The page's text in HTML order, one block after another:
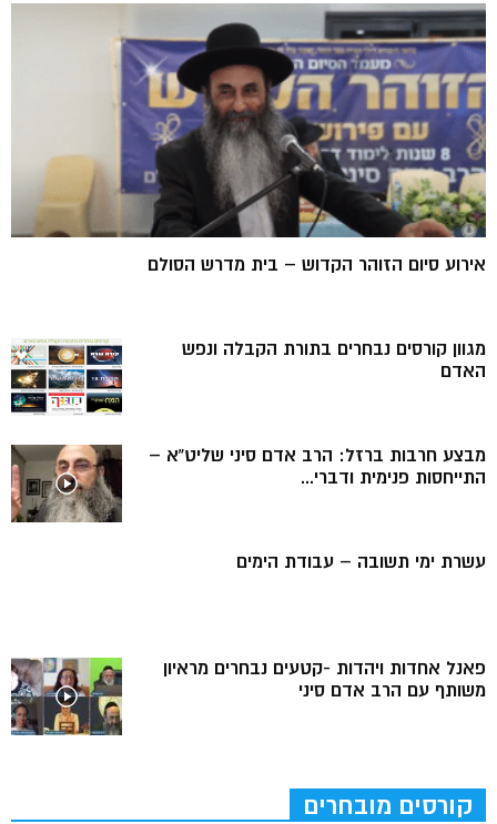
אירוע סיום הזוהר הקדוש – בית מדרש הסולם
מגוון קורסים נבחרים בתורת הקבלה ונפש
האדם
מבצע חרבות ברזל: הרב אדם סיני שליט”א –
התייחסות פנימית ודברי...
עשרת ימי תשובה – עבודת הימים
פאנל אחדות ויהדות -קטעים נבחרים מראיון
משותף עם הרב אדם סיני
קורסים מובחרים